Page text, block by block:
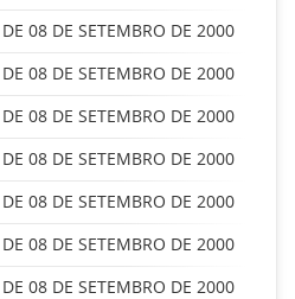
08 DE SETEMBRO DE 2000
08 DE SETEMBRO DE 2000
08 DE SETEMBRO DE 2000
08 DE SETEMBRO DE 2000
08 DE SETEMBRO DE 2000
08 DE SETEMBRO DE 2000
08 DE SETEMBRO DE 2000